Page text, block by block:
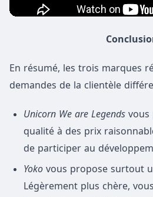
En résumé, les trois marques
demandes de la clientèle
Unicorn We are Legends vous
qualité à des prix
de participer au
Yoko vous propose surtout
Légèrement plus chère,